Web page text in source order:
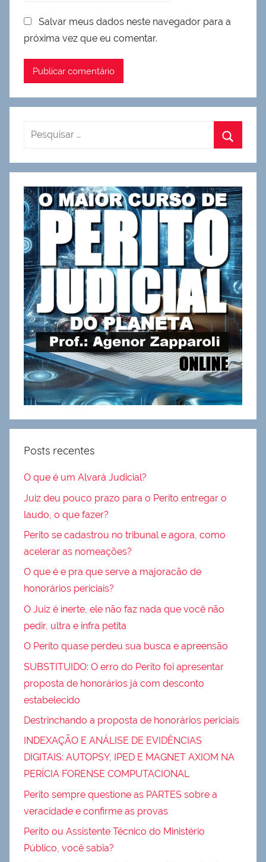
Salvar meus dados neste navegador para a
próxima vez que eu comentar.
Posts recentes
O que é um Alvará Judicial?
Juiz deu pouco prazo para o Perito entregar o
laudo, o que fazer?
Perito se cadastrou no tribunal e agora, como
acelerar as nomeações?
O que é e pra que serve a majoracão de
honorários periciais?
O Juiz é inerte, ele não faz nada que você não
pedir, ultra e infra petita
O Perito quase perdeu sua busca e apreensão
SUBSTITUIDO: O erro do Perito foi apresentar
proposta de honorários já com desconto
estabelecido
Destrinchando a proposta de honorários periciais
INDEXAÇÃO E ANÁLISE DE EVIDÊNCIAS
DIGITAIS: AUTOPSY, IPED E MAGNET AXIOM NA
PERÍCIA FORENSE COMPUTACIONAL
Perito sempre questione as PARTES sobre a
veracidade e confirme as provas
Perito ou Assistente Técnico do Ministério
Público, você sabia?